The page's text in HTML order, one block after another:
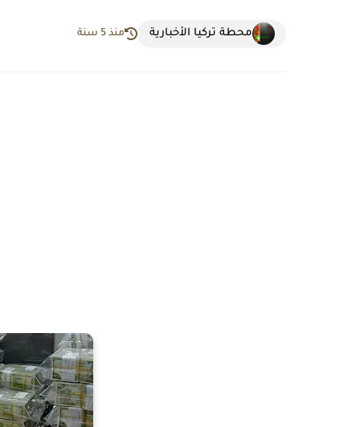
محطة تركيا الأخبارية منذ 5 سنة